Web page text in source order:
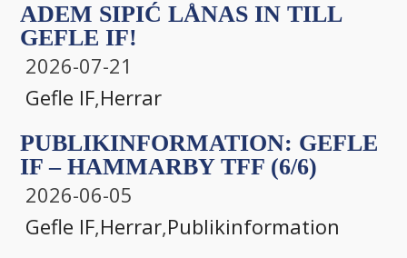
ADEM SIPIĆ LÅNAS IN TILL
GEFLE IF!
2026-07-21
Gefle IF,Herrar
PUBLIKINFORMATION: GEFLE
IF – HAMMARBY TFF (6/6)
2026-06-05
Gefle IF,Herrar,Publikinformation